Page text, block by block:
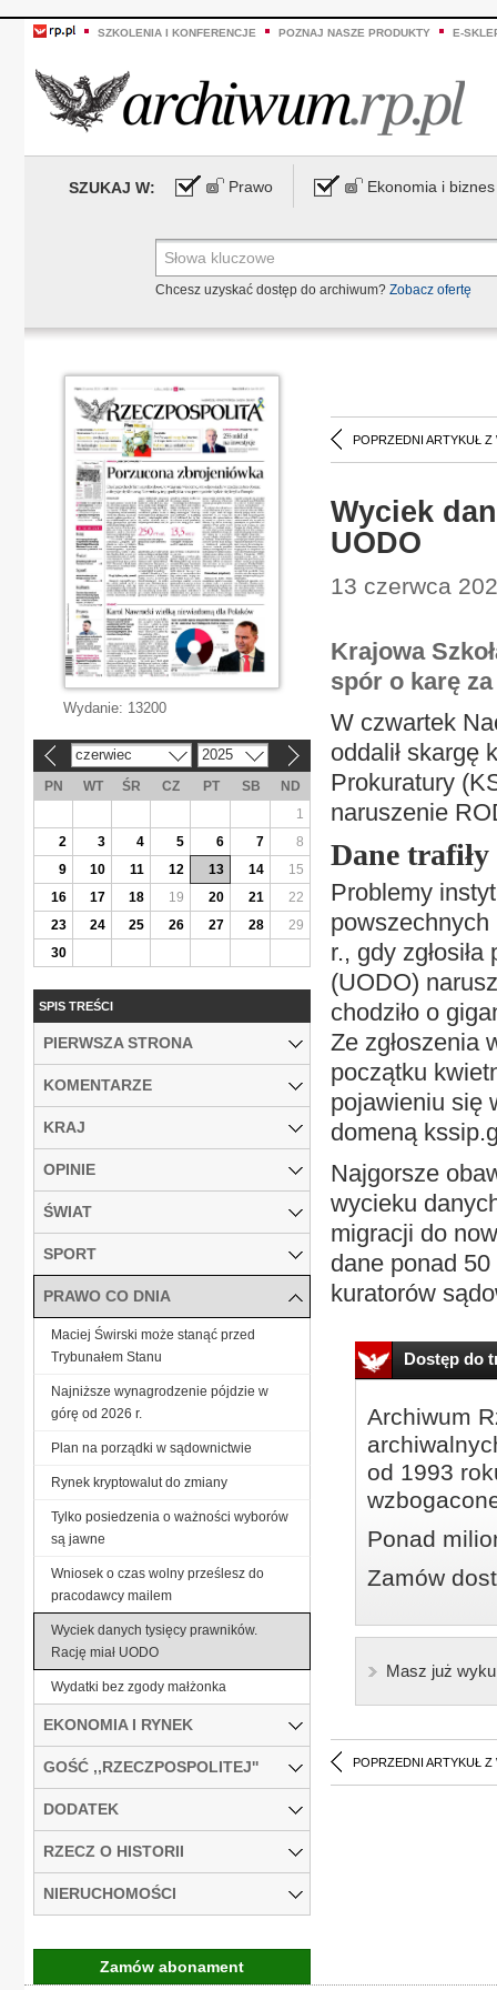
SZKOLENIA I KONFERENCJE POZNAJ NASZE PRODUKTY E-
SZUKAJ W: Prawo Ekonomia i biznes
Chcesz uzyskać dostęp do archiwum? Zobacz ofertę
POPRZEDNI ARTYKUŁ Z
Wyciek
UODO
13 czerwca
Krajowa
spór o karę
W czwartek
oddalił skargę
Prokuratury
naruszenie
Dane trafiły
Problemy
powszechnych
r., gdy
(UODO)
chodziło o
Ze zgłoszenia
początku
pojawieniu się
domeną
Najgorsze
wycieku
migracji do
dane ponad
kuratorów
Dostęp do
Archiwum
od 1993
Ponad
Zamów
Masz już
POPRZEDNI ARTYKUŁ Z
Wydanie: 13200
czerwiec 2025
PN WT ŚR CZ PT SB
ND
1
2
3 4 5 6 7
8
9
10 11 12 13 14
15
16
17 18 19 20 21
22
23
24 25 26 27 28
29
30
SPIS TREŚCI
PIERWSZA STRONA
KOMENTARZE
KRAJ
OPINIE
ŚWIAT
SPORT
PRAWO CO DNIA
Maciej Świrski może stanąć przed
Trybunałem Stanu
Najniższe wynagrodzenie pójdzie w
górę od 2026 r.
Plan na porządki w sądownictwie
Rynek kryptowalut do zmiany
Tylko posiedzenia o ważności wyborów
są jawne
Wniosek o czas wolny prześlesz do
pracodawcy mailem
Wyciek danych tysięcy prawników.
Rację miał UODO
Wydatki bez zgody małżonka
EKONOMIA I RYNEK
GOŚĆ ,,RZECZPOSPOLITEJ''
DODATEK
RZECZ O HISTORII
NIERUCHOMOŚCI
Zamów abonament